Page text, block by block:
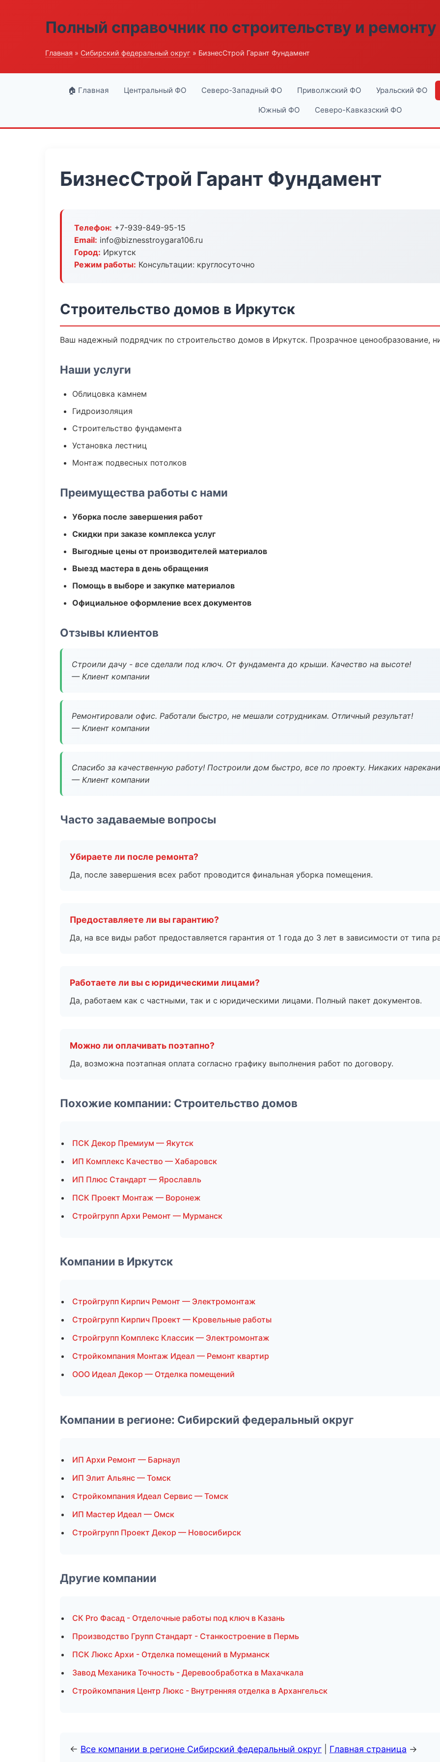
Полный справочник по строительству и ремонту
Главная » Сибирский федеральный округ » БизнесСтрой Гарант Фундамент
🏠 Главная Центральный ФО Северо-Западный ФО Приволжский ФО Уральский ФО
Южный ФО Северо-Кавказский ФО
БизнесСтрой Гарант Фундамент
Телефон: +7-939-849-95-15
Email: info@biznesstroygara106.ru
Город: Иркутск
Режим работы: Консультации: круглосуточно
Строительство домов в Иркутск
Ваш надежный подрядчик по строительство домов в Иркутск. Прозрачное ценообразование,
Наши услуги
Облицовка камнем
Гидроизоляция
Строительство фундамента
Установка лестниц
Монтаж подвесных потолков
Преимущества работы с нами
Уборка после завершения работ
Скидки при заказе комплекса услуг
Выгодные цены от производителей материалов
Выезд мастера в день обращения
Помощь в выборе и закупке материалов
Официальное оформление всех документов
Отзывы клиентов
Строили дачу - все сделали под ключ. От фундамента до крыши. Качество на высоте!
— Клиент компании
Ремонтировали офис. Работали быстро, не мешали сотрудникам. Отличный результат!
— Клиент компании
Спасибо за качественную работу! Построили дом быстро, все по проекту. Никаких
— Клиент компании
Часто задаваемые вопросы
Убираете ли после ремонта?
Да, после завершения всех работ проводится финальная уборка помещения.
Предоставляете ли вы гарантию?
Да, на все виды работ предоставляется гарантия от 1 года до 3 лет в зависимости от типа
Работаете ли вы с юридическими лицами?
Да, работаем как с частными, так и с юридическими лицами. Полный пакет документов.
Можно ли оплачивать поэтапно?
Да, возможна поэтапная оплата согласно графику выполнения работ по договору.
Похожие компании: Строительство домов
ПСК Декор Премиум — Якутск
ИП Комплекс Качество — Хабаровск
ИП Плюс Стандарт — Ярославль
ПСК Проект Монтаж — Воронеж
Стройгрупп Архи Ремонт — Мурманск
Компании в Иркутск
Стройгрупп Кирпич Ремонт — Электромонтаж
Стройгрупп Кирпич Проект — Кровельные работы
Стройгрупп Комплекс Классик — Электромонтаж
Стройкомпания Монтаж Идеал — Ремонт квартир
ООО Идеал Декор — Отделка помещений
Компании в регионе: Сибирский федеральный округ
ИП Архи Ремонт — Барнаул
ИП Элит Альянс — Томск
Стройкомпания Идеал Сервис — Томск
ИП Мастер Идеал — Омск
Стройгрупп Проект Декор — Новосибирск
Другие компании
СК Pro Фасад - Отделочные работы под ключ в Казань
Производство Групп Стандарт - Станкостроение в Пермь
ПСК Люкс Архи - Отделка помещений в Мурманск
Завод Механика Точность - Деревообработка в Махачкала
Стройкомпания Центр Люкс - Внутренняя отделка в Архангельск
← Все компании в регионе Сибирский федеральный округ Главная страница →